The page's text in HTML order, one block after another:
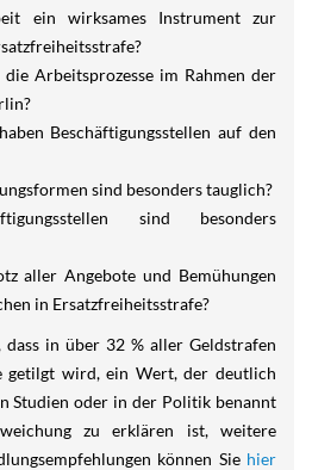
ein wirksames Instrument zur
Arbeitsprozesse im Rahmen der
Beschäftigungsstellen auf den
sind besonders tauglich?
sind besonders
aller Angebote und Bemühungen
in Ersatzfreiheitsstrafe?
dass in über 32 % aller Geldstrafen
getilgt wird, ein Wert, der deutlich
Studien oder in der Politik benannt
zu erklären ist, weitere
können Sie hier